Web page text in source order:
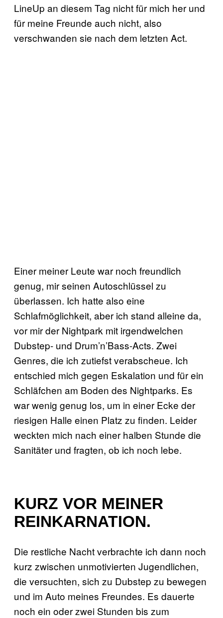
LineUp an diesem Tag nicht für mich her und
für meine Freunde auch nicht, also
verschwanden sie nach dem letzten Act.
Einer meiner Leute war noch freundlich
genug, mir seinen Autoschlüssel zu
überlassen. Ich hatte also eine
Schlafmöglichkeit, aber ich stand alleine da,
vor mir der Nightpark mit irgendwelchen
Dubstep- und Drum’n’Bass-Acts. Zwei
Genres, die ich zutiefst verabscheue. Ich
entschied mich gegen Eskalation und für ein
Schläfchen am Boden des Nightparks. Es
war wenig genug los, um in einer Ecke der
riesigen Halle einen Platz zu finden. Leider
weckten mich nach einer halben Stunde die
Sanitäter und fragten, ob ich noch lebe.
KURZ VOR MEINER
REINKARNATION.
Die restliche Nacht verbrachte ich dann noch
kurz zwischen unmotivierten Jugendlichen,
die versuchten, sich zu Dubstep zu bewegen
und im Auto meines Freundes. Es dauerte
noch ein oder zwei Stunden bis zum